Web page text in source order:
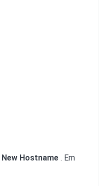
New Hostname . Em